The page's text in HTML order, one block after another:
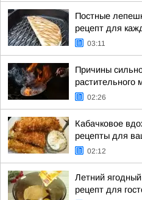
Постные
рецепт для
03:11
Причины
растительного
02:26
Кабачковое
рецепты для
02:12
Летний
рецепт для